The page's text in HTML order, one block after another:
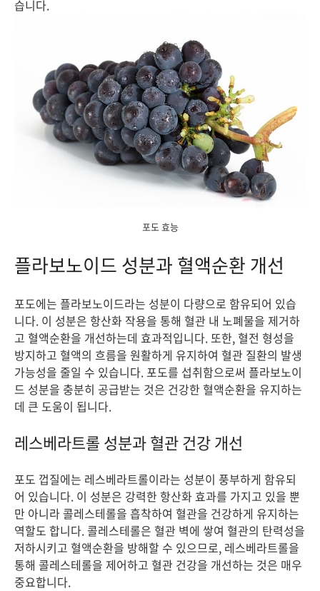
습니다.
포도 효능
플라보노이드 성분과 혈액순환 개선
포도에는 플라보노이드라는 성분이 다량으로 함유되어 있습
니다. 이 성분은 항산화 작용을 통해 혈관 내 노폐물을 제거하
고 혈액순환을 개선하는데 효과적입니다. 또한, 혈전 형성을
방지하고 혈액의 흐름을 원활하게 유지하여 혈관 질환의 발생
가능성을 줄일 수 있습니다. 포도를 섭취함으로써 플라보노이
드 성분을 충분히 공급받는 것은 건강한 혈액순환을 유지하는
데 큰 도움이 됩니다.
레스베라트롤 성분과 혈관 건강 개선
포도 껍질에는 레스베라트롤이라는 성분이 풍부하게 함유되
어 있습니다. 이 성분은 강력한 항산화 효과를 가지고 있을 뿐
만 아니라 콜레스테롤을 흡착하여 혈관을 건강하게 유지하는
역할도 합니다. 콜레스테롤은 혈관 벽에 쌓여 혈관의 탄력성을
저하시키고 혈액순환을 방해할 수 있으므로, 레스베라트롤을
통해 콜레스테롤을 제어하고 혈관 건강을 개선하는 것은 매우
중요합니다.